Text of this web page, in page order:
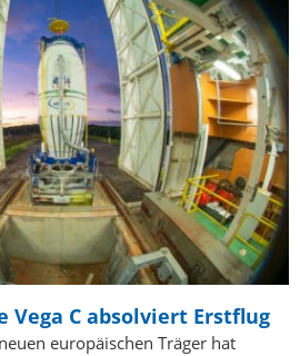
Vega C absolviert Erstflug
europäischen Träger hat